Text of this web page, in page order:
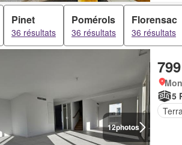
Pinet
36 résultats
Pomérols
36 résultats
Florensac
36 résultats
12photos
5